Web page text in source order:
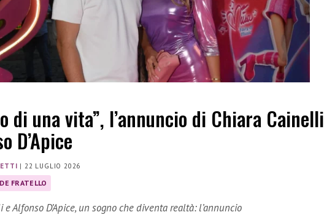
di una vita”, l’annuncio di Chiara Cainelli
D’Apice
|22 LUGLIO 2026
FRATELLO
e Alfonso D’Apice, un sogno che diventa realtà: l’annuncio